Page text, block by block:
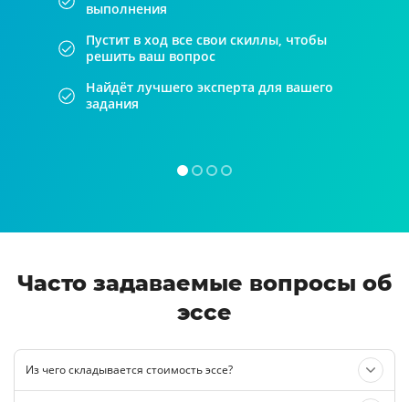
выполнения
Пустит в ход все свои скиллы, чтобы
решить ваш вопрос
Найдёт лучшего эксперта для вашего
задания
Часто задаваемые вопросы об
эссе
Из чего складывается стоимость эссе?